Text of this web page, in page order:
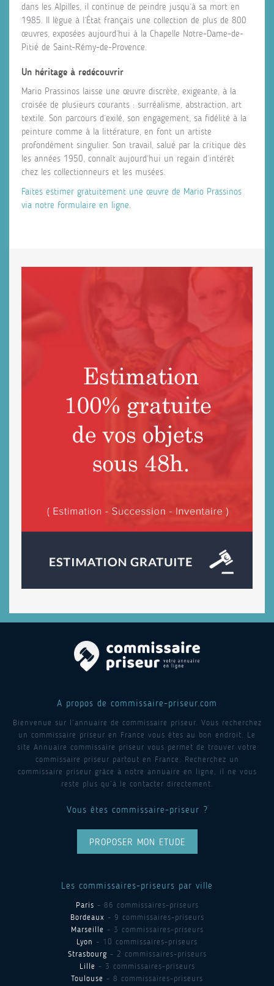
dans les Alpilles, il continue de peindre jusqu’à sa mort en
1985. Il lègue à l’État français une collection de plus de 800
œuvres, exposées aujourd’hui à la Chapelle Notre-Dame-de-
Pitié de Saint-Rémy-de-Provence.
Un héritage à redécouvrir
Mario Prassinos laisse une œuvre discrète, exigeante, à la
croisée de plusieurs courants : surréalisme, abstraction, art
textile. Son parcours d’exilé, son engagement, sa fidélité à la
peinture comme à la littérature, en font un artiste
profondément singulier. Son travail, salué par la critique dès
les années 1950, connaît aujourd’hui un regain d’intérêt
chez les collectionneurs et les musées.
Faites estimer gratuitement une œuvre de Mario Prassinos
via notre formulaire en ligne.
A propos de commissaire-priseur.com
Bienvenue sur l’annuaire de commissaire priseur. Vous recherchez
un commissaire priseur en France vous êtes au bon endroit. Le
site Annuaire commissaire priseur vous permet de trouver votre
commissaire priseur partout en France. Recherchez un
commissaire priseur grâce à notre annuaire en ligne, il ne vous
reste plus qu’à le contacter directement.
Vous êtes commissaire-priseur ?
PROPOSER MON ETUDE
Les commissaires-priseurs par ville
Paris - 86 commissaires-priseurs
Bordeaux - 9 commissaires-priseurs
Marseille - 3 commissaires-priseurs
Lyon - 10 commissaires-priseurs
Strasbourg - 2 commissaires-priseurs
Lille - 3 commissaires-priseurs
Toulouse - 8 commissaires-priseurs